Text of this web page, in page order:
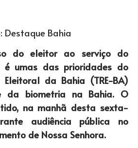
Destaque Bahia
do eleitor ao serviço do
é umas das prioridades do
Eleitoral da Bahia (TRE-BA)
da biometria na Bahia. O
na manhã desta sexta-
audiência pública no
de Nossa Senhora.